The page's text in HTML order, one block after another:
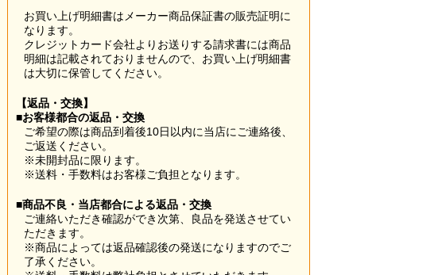
お買い上げ明細書はメーカー商品保証書の販売証明に
なります。
クレジットカード会社よりお送りする請求書には商品
明細は記載されておりませんので、お買い上げ明細書
は大切に保管してください。
【返品・交換】
■お客様都合の返品・交換
ご希望の際は商品到着後10日以内に当店にご連絡後、
ご返送ください。
※未開封品に限ります。
※送料・手数料はお客様ご負担となります。
■商品不良・当店都合による返品・交換
ご連絡いただき確認ができ次第、良品を発送させてい
ただきます。
※商品によっては返品確認後の発送になりますのでご
了承ください。